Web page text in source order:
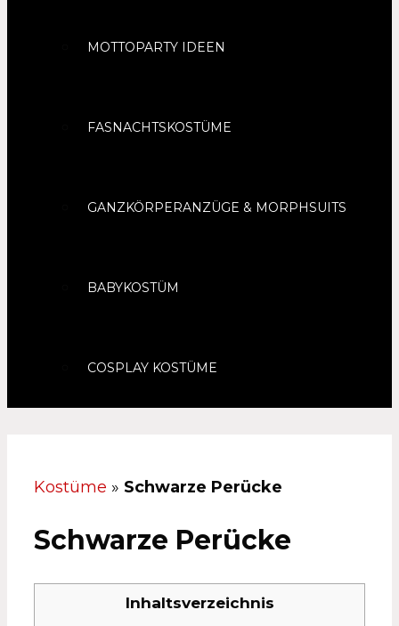
MOTTOPARTY IDEEN
FASNACHTSKOSTÜME
GANZKÖRPERANZÜGE & MORPHSUITS
BABYKOSTÜM
COSPLAY KOSTÜME
Kostüme » Schwarze Perücke
Schwarze Perücke
Inhaltsverzeichnis